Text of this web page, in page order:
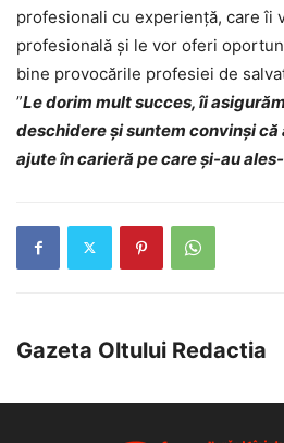
profesionali cu experiență, care îi
profesională și le vor oferi
bine provocările profesiei de
”Le dorim mult succes, îi
deschidere și suntem convinși
ajute în carieră pe care și-au
Gazeta Oltului Redactia